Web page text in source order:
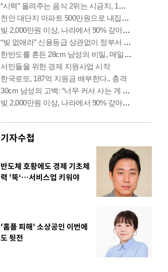
이 대통령, '청
총력 대응'
기자수첩
반도체 호황에도 경제 기초체
력 '뚝‘…서비스업 키워야
'홈플 피해' 소상공인 이번에
도 뒷전